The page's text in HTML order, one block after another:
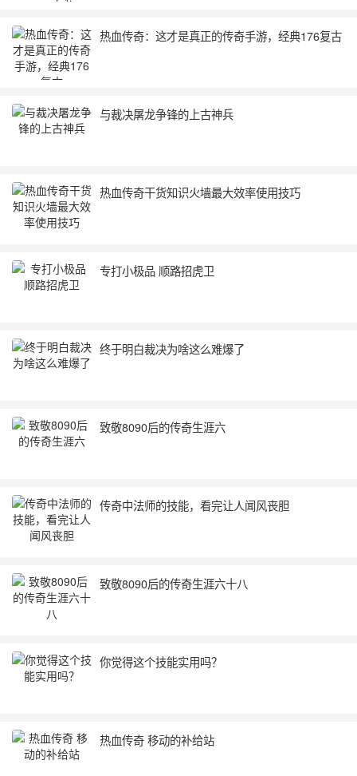
热血传奇：这才是真正的传奇手游，经典176复古
与裁决屠龙争锋的上古神兵
热血传奇干货知识火墙最大效率使用技巧
专打小极品 顺路招虎卫
终于明白裁决为啥这么难爆了
致敬8090后的传奇生涯六
传奇中法师的技能，看完让人闻风丧胆
致敬8090后的传奇生涯六十八
你觉得这个技能实用吗？
热血传奇 移动的补给站